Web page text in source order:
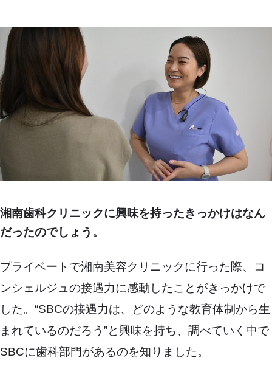
湘南歯科クリニックに興味を持ったきっかけはなん
だったのでしょう。
プライベートで湘南美容クリニックに行った際、コ
ンシェルジュの接遇力に感動したことがきっかけで
した。“SBCの接遇力は、どのような教育体制から生
まれているのだろう”と興味を持ち、調べていく中で
SBCに歯科部門があるのを知りました。